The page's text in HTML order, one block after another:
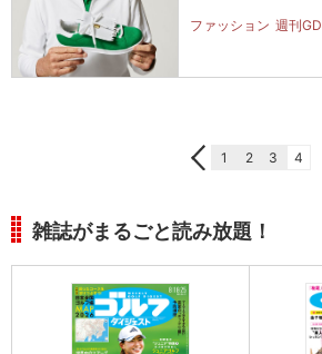
ファッション 週刊GD
1 2 3 4
雑誌がまるごと読み放題！